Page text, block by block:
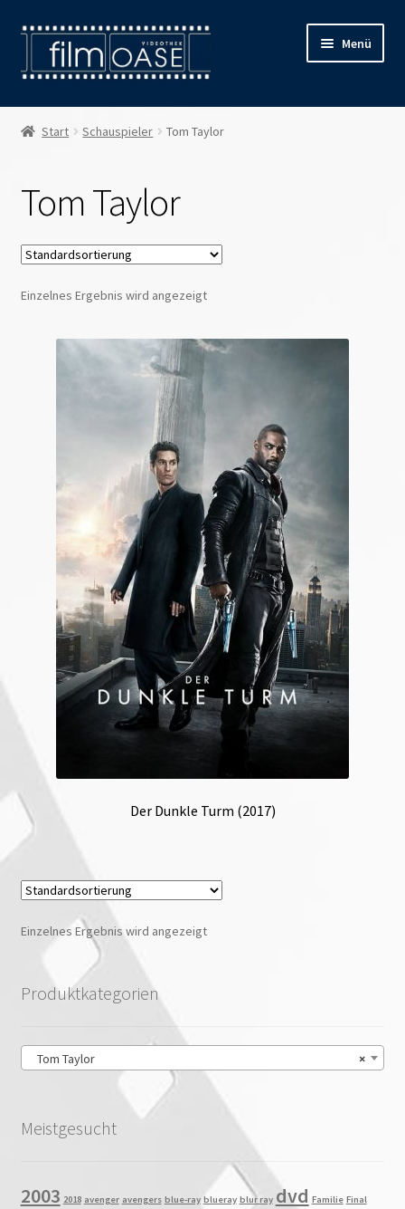
Zur
Navigation
springen
Zum
Inhalt
springen
Menü
Willkommen
Öffnungszeiten
Preise
Kontakt
Start Schauspieler Tom Taylor
Tom Taylor
Einzelnes Ergebnis wird angezeigt
Der Dunkle Turm (2017)
Einzelnes Ergebnis wird angezeigt
Produktkategorien
×
Tom Taylor
Meistgesucht
2003 2018 avenger avengers blue-ray blueray blur ray dvd Familie Final